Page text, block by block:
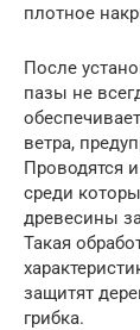
плотное
После
пазы не
ветра,
Проводятся
среди
древесины
Такая
защитят
грибка.